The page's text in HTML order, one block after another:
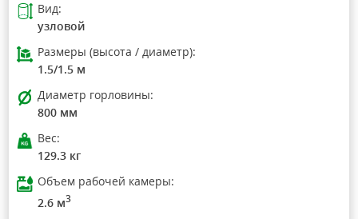
Вид:
узловой
Размеры (высота / диаметр):
1.5/1.5 м
Диаметр горловины:
800 мм
Вес:
129.3 кг
Объем рабочей камеры:
2.6 м3